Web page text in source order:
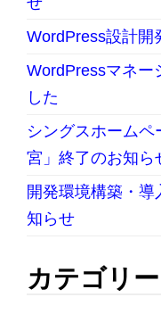
WordPress設計開
WordPressマネー
した
シングスホーム
宮」終了のお知ら
開発環境構築・
知らせ
カテゴリー